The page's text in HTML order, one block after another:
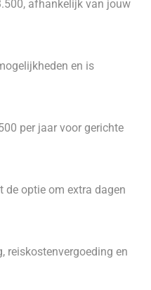
afhankelijk van jouw
en is
per jaar voor gerichte
de optie om extra dagen
reiskostenvergoeding en